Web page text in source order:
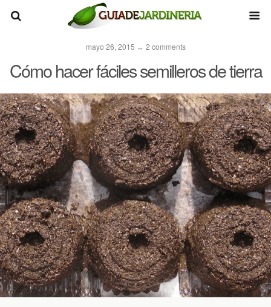
mayo 26, 2015 ↔ 2 comments
Cómo hacer fáciles semilleros de tierra